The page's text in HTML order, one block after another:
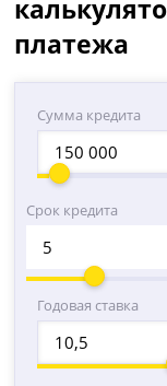
платежа
Сумма кредита
Срок кредита
Годовая ставка